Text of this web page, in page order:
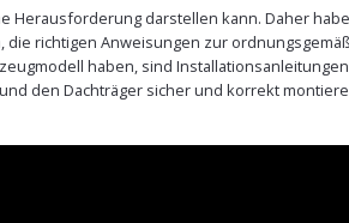
Herausforderung darstellen kann. Daher
richtigen Anweisungen zur
haben, sind
den Dachträger sicher und korrekt